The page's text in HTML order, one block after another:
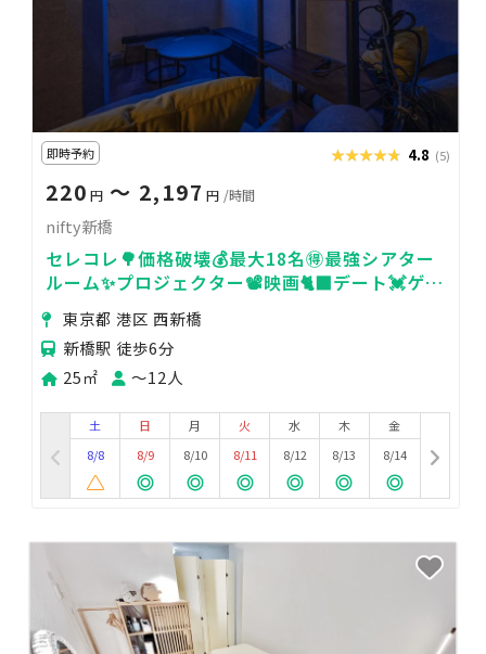
即時予約 ★★★★★
★★★★★ 4.8 (5)
220 円〜 2,197 円 /時間
nifty新橋
セレコレ🌳価格破壊💰最大18名🉐最強シアター
ルーム✨プロジェクター📽️映画🐈‍⬛デート💓ゲー
ム🎮女子会💗推し活🌟24H🏪nifty新橋
東京都 港区 西新橋
新橋駅 徒歩6分
25㎡
〜12人
土
8/8
日
8/9
月
8/10
火
8/11
水
8/12
木
8/13
金
8/14